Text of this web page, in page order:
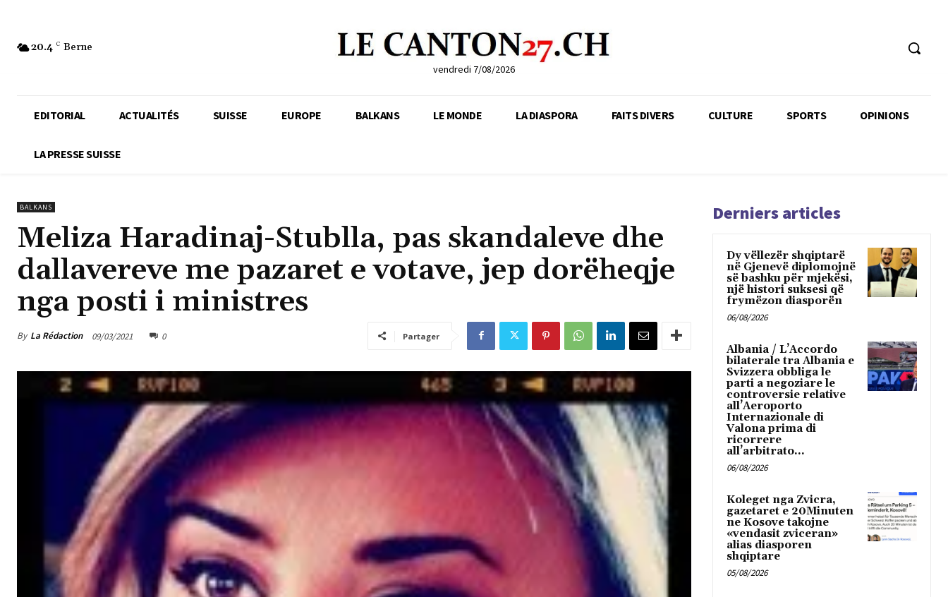
20.4 C Berne
vendredi 7/08/2026
EDITORIAL ACTUALITÉS SUISSE EUROPE BALKANS LE MONDE LA DIASPORA FAITS DIVERS CULTURE SPORTS OPINIONS
LA PRESSE SUISSE
BALKANS
Meliza Haradinaj-Stublla, pas skandaleve dhe
dallavereve me pazaret e votave, jep dorëheqje
nga posti i ministres
By La Rédaction 09/03/2021 0 Partager
Derniers articles
Dy vëllezër shqiptarë
në Gjenevë diplomojnë
së bashku për mjekësi,
një histori suksesi që
frymëzon diasporën
06/08/2026
Albania / L’Accordo
bilaterale tra Albania e
Svizzera obbliga le
parti a negoziare le
controversie relative
all’Aeroporto
Internazionale di
Valona prima di
ricorrere
all’arbitrato...
06/08/2026
Koleget nga Zvicra,
gazetaret e 20Minuten
ne Kosove takojne
«vendasit zviceran»
alias diasporen
shqiptare
05/08/2026